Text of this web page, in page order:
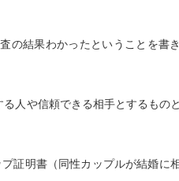
の結果わかったということを書
人や信頼できる相手とするもの
証明書（同性カップルが結婚に